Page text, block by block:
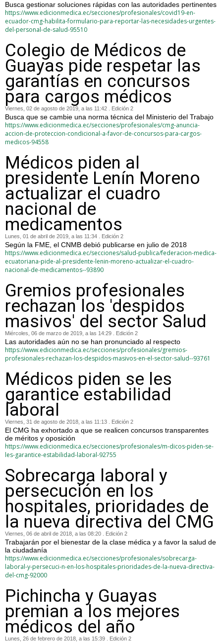
Busca gestionar soluciones rápidas con las autoridades pertinentes
https://www.edicionmedica.ec/secciones/profesionales/covid19-en-
ecuador-cmg-habilita-formulario-para-reportar-las-necesidades-urgentes-
del-personal-de-salud-95510
Colegio de Médicos de
Guayas pide respetar las
garantías en concursos
para cargos médicos
Viernes, 02 de agosto de 2019, a las 11:42 . Edición 2
Busca que se cambie una norma técnica del Ministerio del Trabajo
https://www.edicionmedica.ec/secciones/profesionales/cmg-anuncia-
accion-de-proteccion-condicional-a-favor-de-concursos-para-cargos-
medicos-94558
Médicos piden al
presidente Lenín Moreno
actualizar el cuadro
nacional de
medicamentos
Lunes, 01 de abril de 2019, a las 11:34 . Edición 2
Según la FME, el CNMB debió publicarse en julio de 2018
https://www.edicionmedica.ec/secciones/salud-publica/federacion-medica-
ecuatoriana-pide-al-presidente-lenin-moreno-actualizar-el-cuadro-
nacional-de-medicamentos--93890
Gremios profesionales
rechazan los 'despidos
masivos' del sector Salud
Miércoles, 06 de marzo de 2019, a las 14:29 . Edición 2
Las autoridades aún no se han pronunciado al respecto
https://www.edicionmedica.ec/secciones/profesionales/gremios-
profesionales-rechazan-los-despidos-masivos-en-el-sector-salud--93761
Médicos piden se les
garantice estabilidad
laboral
Viernes, 31 de agosto de 2018, a las 11:13 . Edición 2
El CMG ha exhortado a que se realicen concursos transparentes
de méritos y oposición
https://www.edicionmedica.ec/secciones/profesionales/m-dicos-piden-se-
les-garantice-estabilidad-laboral-92755
Sobrecarga laboral y
persecución en los
hospitales, prioridades de
la nueva directiva del CMG
Viernes, 06 de abril de 2018, a las 08:20 . Edición 2
Trabajarán por el bienestar de la clase médica y a favor la salud de
la ciudadanía
https://www.edicionmedica.ec/secciones/profesionales/sobrecarga-
laboral-y-persecuci-n-en-los-hospitales-prioridades-de-la-nueva-directiva-
del-cmg-92000
Pichincha y Guayas
premian a los mejores
médicos del año
Lunes, 26 de febrero de 2018, a las 15:39 . Edición 2